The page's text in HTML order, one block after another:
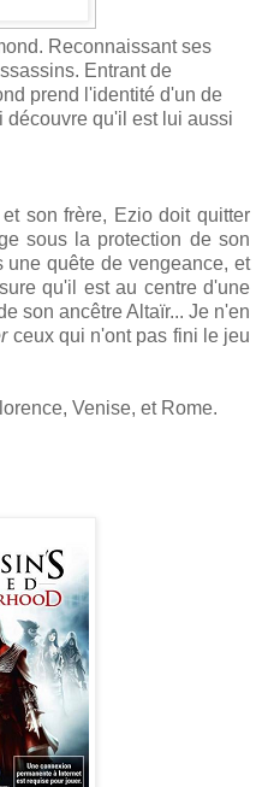
Reconnaissant ses
Entrant de
prend l'identité d'un de
découvre qu'il est lui aussi
son frère, Ezio doit quitter
sous la protection de son
une quête de vengeance, et
qu'il est au centre d'une
son ancêtre Altaïr... Je n'en
ceux qui n'ont pas fini le jeu
Venise, et Rome.